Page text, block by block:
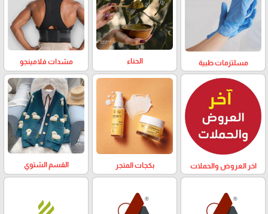
مسلتزمات طبية الحناء مشدات فلامينجو
اخر العروض والحملات بكجات المتجر القسم الشتوي